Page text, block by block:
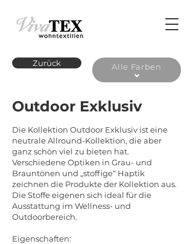
Zurück Alle Farben
Outdoor Exklusiv
Die Kollektion Outdoor Exklusiv ist eine
neutrale Allround-Kollektion, die aber
ganz schön viel zu bieten hat.
Verschiedene Optiken in Grau- und
Brauntönen und „stoffige“ Haptik
zeichnen die Produkte der Kollektion aus.
Die Stoffe eigenen sich ideal für die
Ausstattung im Wellness- und
Outdoorbereich.
Eigenschaften: